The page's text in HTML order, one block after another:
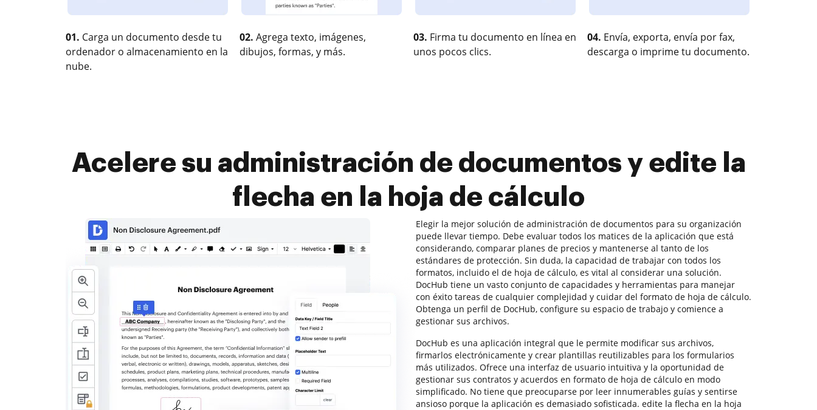
01. Carga un documento desde tu
ordenador o almacenamiento en la
nube.
02. Agrega texto, imágenes,
dibujos, formas, y más.
03. Firma tu documento en línea en
unos pocos clics.
04. Envía, exporta, envía por fax,
descarga o imprime tu documento.
Acelere su administración de documentos y edite la
flecha en la hoja de cálculo
Elegir la mejor solución de administración de documentos para su organización
puede llevar tiempo. Debe evaluar todos los matices de la aplicación que está
considerando, comparar planes de precios y mantenerse al tanto de los
estándares de protección. Sin duda, la capacidad de trabajar con todos los
formatos, incluido el de hoja de cálculo, es vital al considerar una solución.
DocHub tiene un vasto conjunto de capacidades y herramientas para manejar
con éxito tareas de cualquier complejidad y cuidar del formato de hoja de cálculo.
Obtenga un perfil de DocHub, configure su espacio de trabajo y comience a
gestionar sus archivos.
DocHub es una aplicación integral que le permite modificar sus archivos,
firmarlos electrónicamente y crear plantillas reutilizables para los formularios
más utilizados. Ofrece una interfaz de usuario intuitiva y la oportunidad de
gestionar sus contratos y acuerdos en formato de hoja de cálculo en modo
simplificado. No tiene que preocuparse por leer innumerables guías y sentirse
ansioso porque la aplicación es demasiado sofisticada. edite la flecha en la hoja